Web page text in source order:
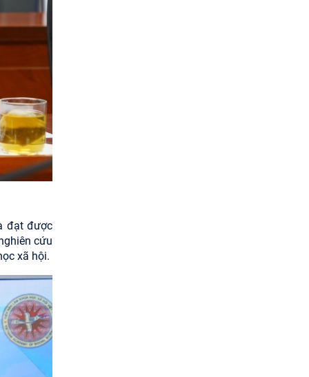
đạt được
cứu
xã hội.